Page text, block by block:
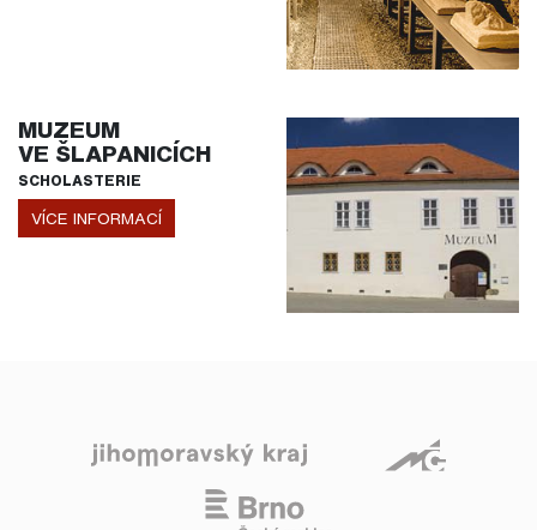
MUZEUM
VE ŠLAPANICÍCH
SCHOLASTERIE
VÍCE INFORMACÍ